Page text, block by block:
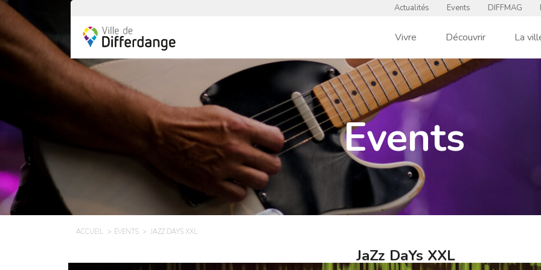
Actualités Events DIFFMAG
Vivre Découvrir La
Events
ACCUEIL EVENTS JAZZ DAYS XXL
JaZz DaYs XXL